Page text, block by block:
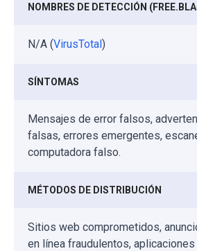
NOMBRES DE DETECCIÓN
N/A (VirusTotal)
SÍNTOMAS
Mensajes de error falsos,
falsas, errores emergentes,
computadora falso.
MÉTODOS DE DISTRIBUCIÓN
Sitios web comprometidos,
en línea fraudulentos,